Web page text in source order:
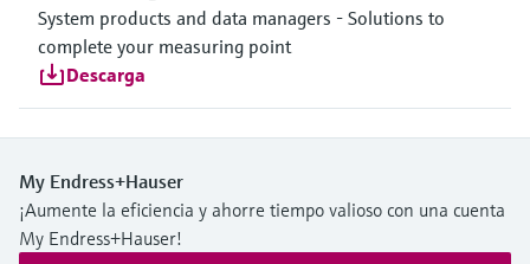
System products and data managers - Solutions to
complete your measuring point
Descarga
My Endress+Hauser
¡Aumente la eficiencia y ahorre tiempo valioso con una cuenta
My Endress+Hauser!